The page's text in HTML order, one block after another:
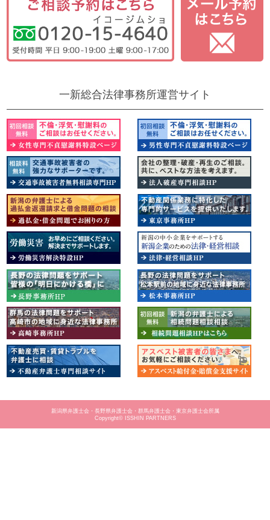
一新総合法律事務所運営サイト
新潟県弁護士会・長野県弁護士会・群馬弁護士会・東京弁護士会所属
Copyright© ISSHIN PARTNERS